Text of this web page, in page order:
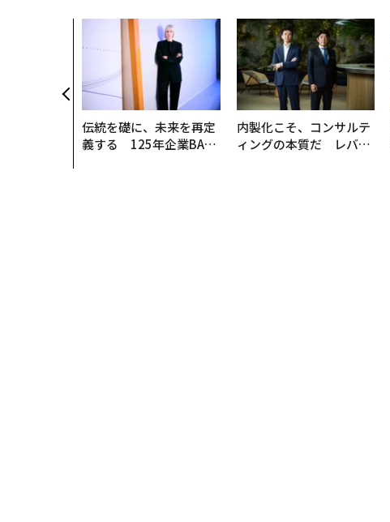
伝統を礎に、未来を再定
義する 125年企業BAT
内製化こそ、コンサルテ
ィングの本質だ レバレ